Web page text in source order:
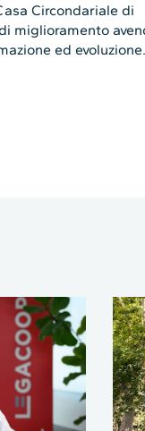
Circondariale di
miglioramento
ed evoluzione.